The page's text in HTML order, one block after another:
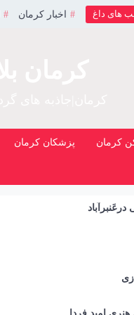
های داغ اخبار کرمان
کرمان پزشکان کرمان